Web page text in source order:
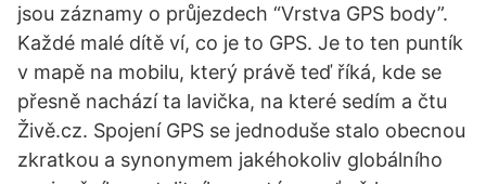
jsou záznamy o průjezdech “Vrstva GPS body”.
Každé malé dítě ví, co je to GPS. Je to ten puntík
v mapě na mobilu, který právě teď říká, kde se
přesně nachází ta lavička, na které sedím a čtu
Živě.cz. Spojení GPS se jednoduše stalo obecnou
zkratkou a synonymem jakéhokoliv globálního